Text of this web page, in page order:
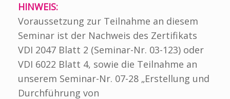
HINWEIS:
Voraussetzung zur Teilnahme an diesem
Seminar ist der Nachweis des Zertifikats
VDI 2047 Blatt 2 (Seminar-Nr. 03-123) oder
VDI 6022 Blatt 4, sowie die Teilnahme an
unserem Seminar-Nr. 07-28 „Erstellung und
Durchführung von